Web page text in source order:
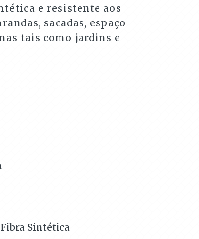
e resistente aos
sacadas, espaço
tais como jardins e
Sintética